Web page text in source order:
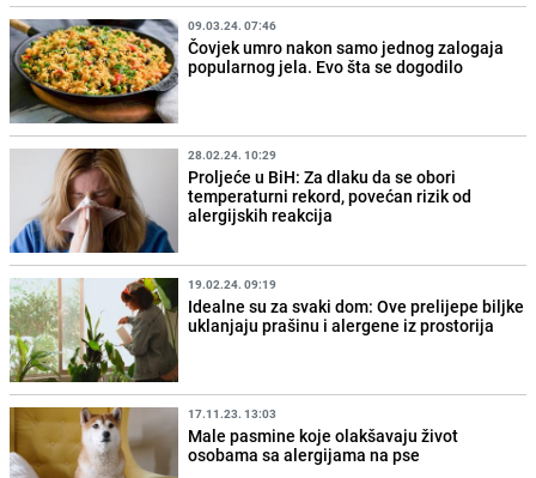
09.03.24. 07:46
Čovjek umro nakon samo jednog zalogaja
popularnog jela. Evo šta se dogodilo
28.02.24. 10:29
Proljeće u BiH: Za dlaku da se obori
temperaturni rekord, povećan rizik od
alergijskih reakcija
19.02.24. 09:19
Idealne su za svaki dom: Ove prelijepe biljke
uklanjaju prašinu i alergene iz prostorija
17.11.23. 13:03
Male pasmine koje olakšavaju život
osobama sa alergijama na pse